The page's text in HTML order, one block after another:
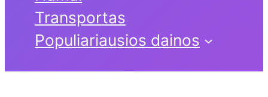
Transportas
Populiariausios dainos